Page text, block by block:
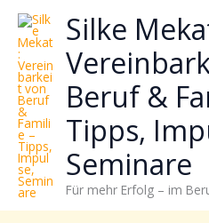
Zum
Inhalt
springen
Silke
Beruf &
Tipps,
Seminare
Für mehr Erfolg – im
wie
sich
Stress
reduzieren
Energie
gezielter
einsetzen
lässt?
Einfach